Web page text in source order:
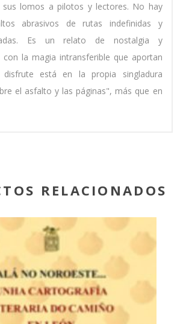
sus lomos a pilotos y lectores. No hay
abrasivos de rutas indefinidas y
Es un relato de nostalgia y
con la magia intransferible que aportan
está en la propia singladura
el asfalto y las páginas", más que en
RELACIONADOS